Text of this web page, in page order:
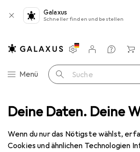
Deine Daten. Deine
Wenn du nur das Nötigste wählst,
Cookies und ähnlichen Technologien
Galaxus
Schneller finden und bestellen
Navigation nach Kategorien
Menü Suche
Einstellungen
Kundenkonto
Vergleichslisten
Merklisten
Warenkorb
Detektor Festo NC T-slot